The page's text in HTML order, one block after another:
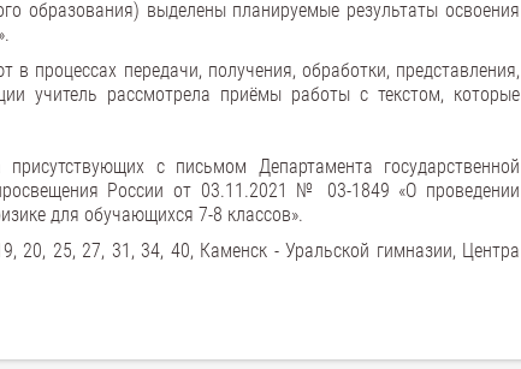
образования) выделены планируемые результаты освоения
процессах передачи, получения, обработки, представления,
учитель рассмотрела приёмы работы с текстом, которые
с письмом Департамента государственной
России от 03.11.2021 № 03-1849 «О проведении
для обучающихся 7-8 классов».
25, 27, 31, 34, 40, Каменск - Уральской гимназии, Центра